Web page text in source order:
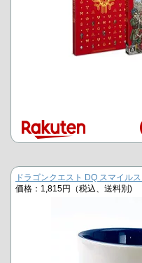
ドラゴンクエスト DQ スマイル
価格：1,815円（税込、送料別)